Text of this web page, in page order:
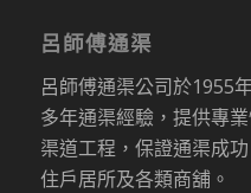
呂師傅通渠
呂師傅通渠公司於1955
多年通渠經驗，提供專
渠道工程，保證通渠成
住戶居所及各類商舖。